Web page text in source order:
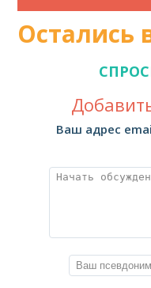
Остались
Ваш адрес